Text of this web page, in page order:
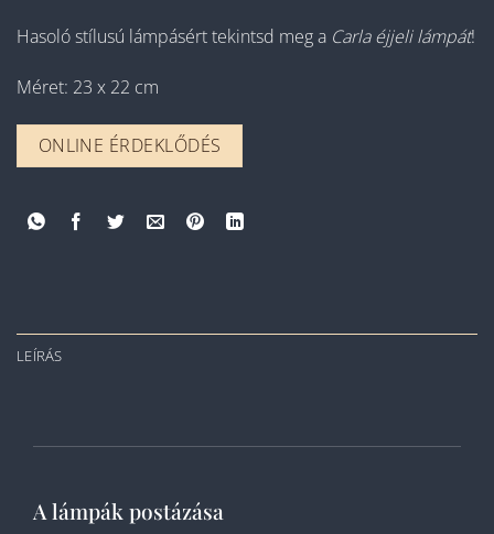
Hasoló stílusú lámpásért tekintsd meg a Carla éjjeli lámpát!
Méret: 23 x 22 cm
ONLINE ÉRDEKLŐDÉS
LEÍRÁS
A lámpák postázása